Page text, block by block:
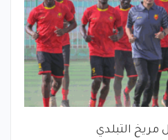
مريخ التبلدي